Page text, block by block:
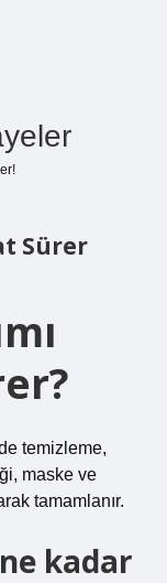
Sürer
temizleme,
maske ve
tamamlanır.
kadar